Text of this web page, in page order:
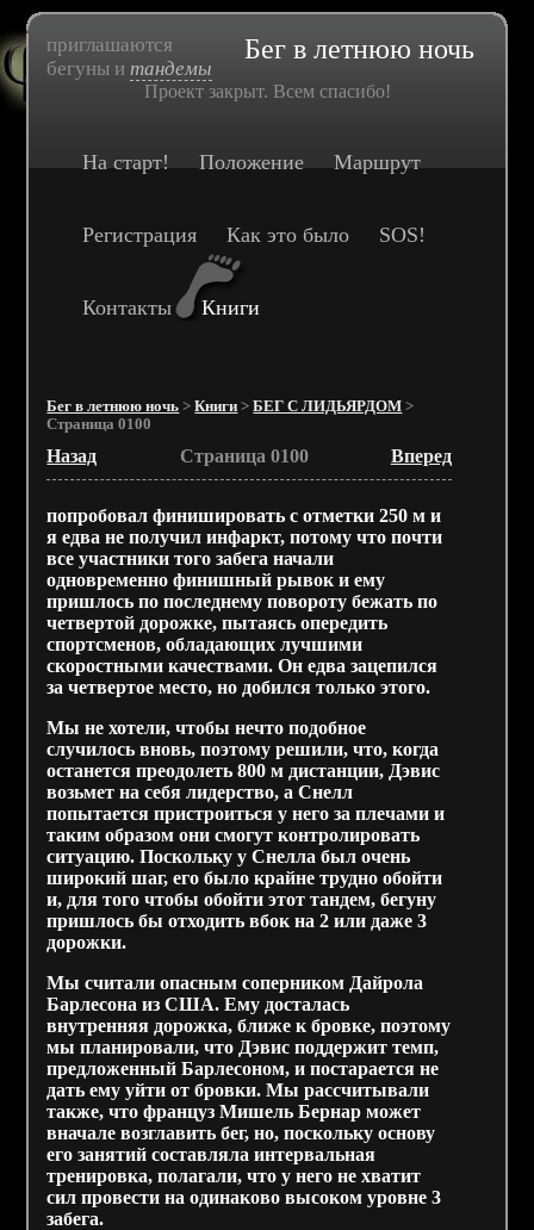
приглашаются
бегуны итандемы
Бег в летнюю ночь
Проект закрыт. Всем спасибо!
На старт! Положение Маршрут
Регистрация Как это было SOS!
Контакты Книги
Бег в летнюю ночь >Книги >БЕГ С ЛИДЬЯРДОМ >
Страница 0100
Назад Страница 0100 Вперед
попробовал финишировать с отметки 250 м и
я едва не получил инфаркт, потому что почти
все участники того забега начали
одновременно финишный рывок и ему
пришлось по последнему повороту бежать по
четвертой дорожке, пытаясь опередить
спортсменов, обладающих лучшими
скоростными качествами. Он едва зацепился
за четвертое место, но добился только этого.
Мы не хотели, чтобы нечто подобное
случилось вновь, поэтому решили, что, когда
останется преодолеть 800 м дистанции, Дэвис
возьмет на себя лидерство, а Снелл
попытается пристроиться у него за плечами и
таким образом они смогут контролировать
ситуацию. Поскольку у Снелла был очень
широкий шаг, его было крайне трудно обойти
и, для того чтобы обойти этот тандем, бегуну
пришлось бы отходить вбок на 2 или даже 3
дорожки.
Мы считали опасным соперником Дайрола
Барлесона из США. Ему досталась
внутренняя дорожка, ближе к бровке, поэтому
мы планировали, что Дэвис поддержит темп,
предложенный Барлесоном, и постарается не
дать ему уйти от бровки. Мы рассчитывали
также, что француз Мишель Бернар может
вначале возглавить бег, но, поскольку основу
его занятий составляла интервальная
тренировка, полагали, что у него не хватит
сил провести на одинаково высоком уровне 3
забега.